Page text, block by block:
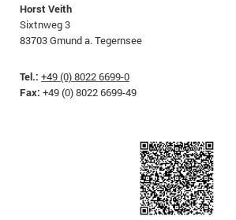
Horst Veith
Sixtnweg 3
83703 Gmund a. Tegernsee
Tel.: +49 (0) 8022 6699-0
Fax: +49 (0) 8022 6699-49